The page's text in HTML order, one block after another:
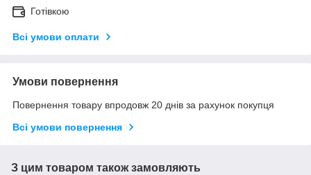
Готівкою
Всі умови оплати
Умови повернення
Повернення товару впродовж 20 днів за рахунок покупця
Всі умови повернення
З цим товаром також замовляють